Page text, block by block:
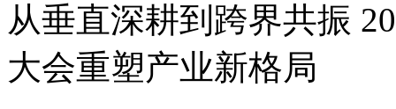
从垂直深耕到跨界共振
大会重塑产业新格局